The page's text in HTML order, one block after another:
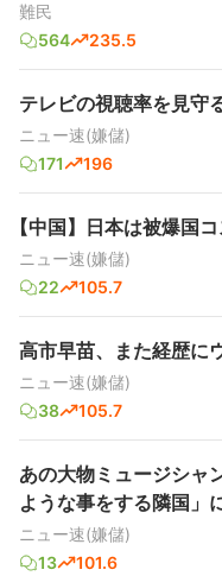
難民
564
235.5
テレビの視聴率を見守
ニュー速(嫌儲)
171
196
【中国】日本は被爆国
ニュー速(嫌儲)
22
105.7
高市早苗、また経歴に
ニュー速(嫌儲)
38
105.7
あの大物ミュージシャ
ような事をする隣国」
ニュー速(嫌儲)
13
101.6